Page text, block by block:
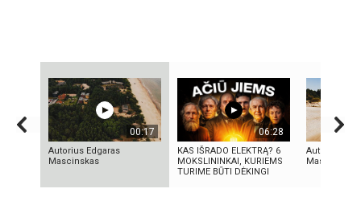
00:17
Autorius Edgaras
Mascinskas
06:28
KAS IŠRADO ELEKTRĄ? 6
MOKSLININKAI, KURIEMS
TURIME BŪTI DĖKINGI
Autorius
Mascinskas